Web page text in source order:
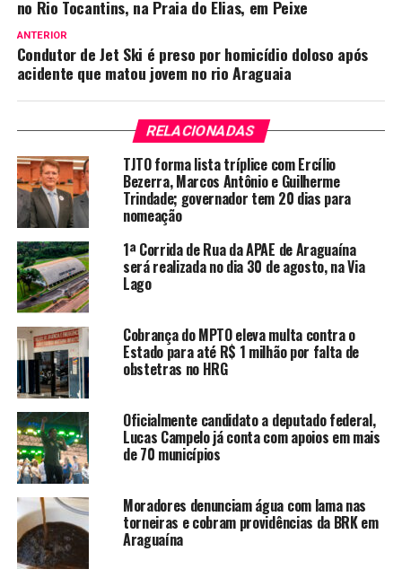
no Rio Tocantins, na Praia do Elias, em Peixe
ANTERIOR
Condutor de Jet Ski é preso por homicídio doloso após
acidente que matou jovem no rio Araguaia
RELACIONADAS
TJTO forma lista tríplice com Ercílio
Bezerra, Marcos Antônio e Guilherme
Trindade; governador tem 20 dias para
nomeação
1ª Corrida de Rua da APAE de Araguaína
será realizada no dia 30 de agosto, na Via
Lago
Cobrança do MPTO eleva multa contra o
Estado para até R$ 1 milhão por falta de
obstetras no HRG
Oficialmente candidato a deputado federal,
Lucas Campelo já conta com apoios em mais
de 70 municípios
Moradores denunciam água com lama nas
torneiras e cobram providências da BRK em
Araguaína